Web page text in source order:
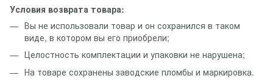
Условия возврата товара:
Вы не использовали товар и он сохранился в таком
виде, в котором вы его приобрели;
Целостность комплектации и упаковки не нарушена;
На товаре сохранены заводские пломбы и маркировка.